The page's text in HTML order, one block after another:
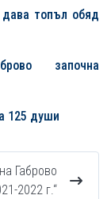
топъл обяд
започна
125 души
Габрово
2022 г.“